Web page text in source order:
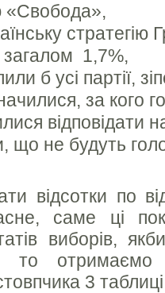
«Свобода»,
стратегію
загалом 1,7%,
б усі партії,
за кого
відповідати
що не будуть
відсотки по
саме ці
виборів,
то отримаємо
3